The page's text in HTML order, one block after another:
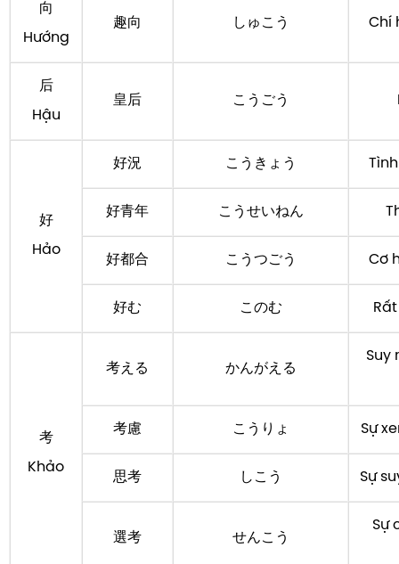
向
Hướng
趣向 しゅこう Chí
后
Hậu
皇后 こうごう
好
Hảo
好況 こうきょう
好青年 こうせいねん
好都合 こうつごう Cơ
好む このむ
考
Khảo
考える かんがえる
Suy
考慮 こうりょ Sự
思考 しこう Sự
選考 せんこう
Sự